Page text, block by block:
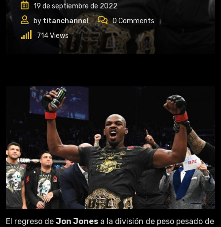
19 de septiembre de 2022
by titanchannel 0 Comments
714Views
El regreso de Jon Jones a la división de peso pesado de